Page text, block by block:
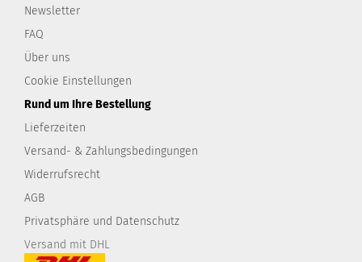
Newsletter
FAQ
Über uns
Cookie Einstellungen
Rund um Ihre Bestellung
Lieferzeiten
Versand- & Zahlungsbedingungen
Widerrufsrecht
AGB
Privatsphäre und Datenschutz
Versand mit DHL